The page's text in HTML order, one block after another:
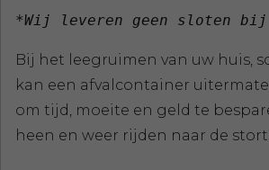
*Wij leveren geen sloten
Bij het leegruimen van uw huis,
kan een afvalcontainer
om tijd, moeite en geld te
heen en weer rijden naar de